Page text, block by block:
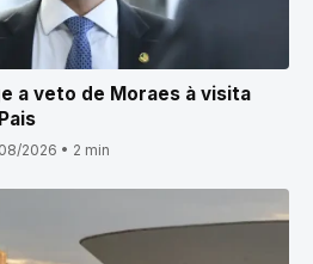
a veto de Moraes à visita
2026 • 2 min